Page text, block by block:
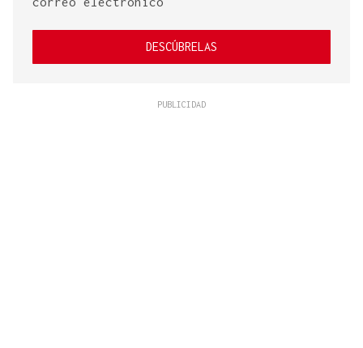
DESCÚBRELAS